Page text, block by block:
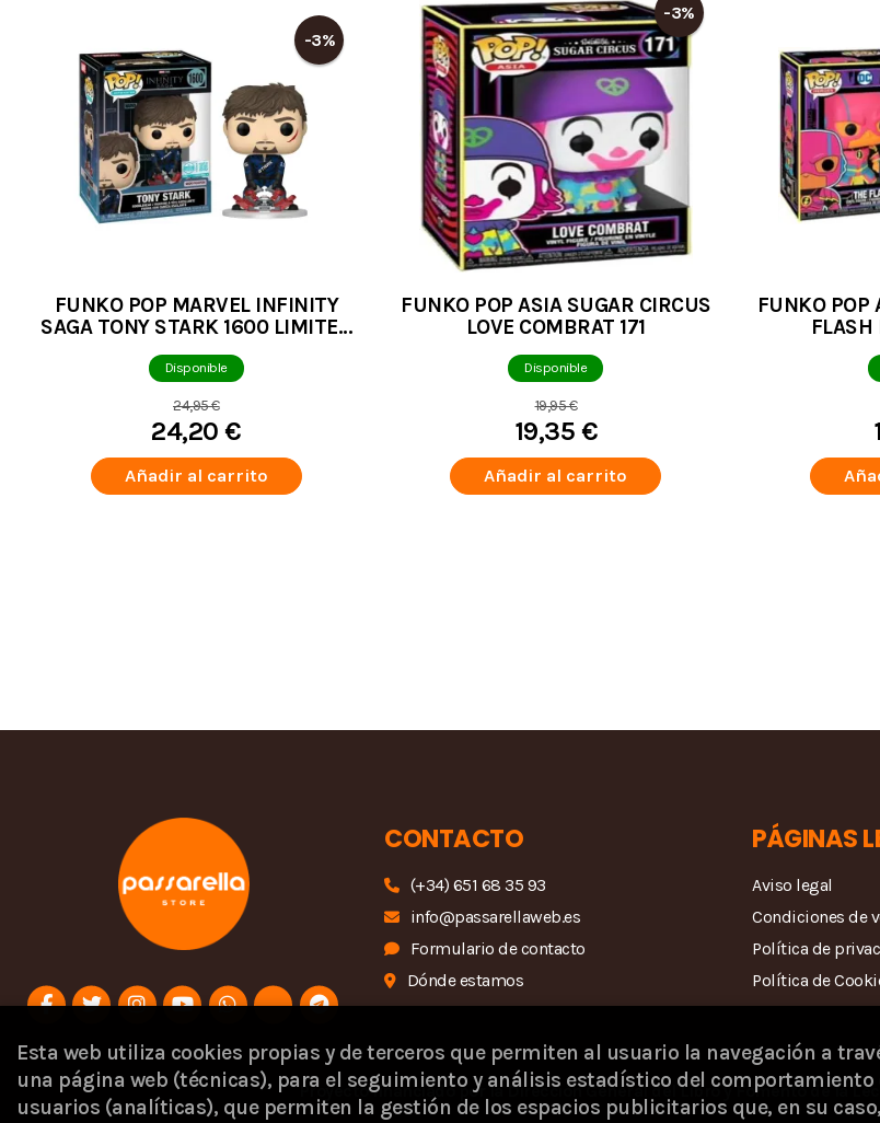
-3%
FUNKO POP MARVEL INFINITY
SAGA TONY STARK 1600 LIMITED
EDITION 9500 PZS
Disponible
24,95 €
24,20 €
Añadir al carrito
-3%
FUNKO POP ASIA SUGAR CIRCUS
LOVE COMBRAT 171
Disponible
19,95 €
19,35 €
Añadir al carrito
FUNKO POP
FLASH
CONTACTO
(+34) 651 68 35 93
info@passarellaweb.es
Formulario de contacto
Dónde estamos
PÁGINAS
Aviso legal
Condiciones de
Política de
Política de
Proyecto financiado por la Dirección General del Libro y Fomento de la
Esta web utiliza cookies propias y de terceros que permiten al usuario la navegación a
una página web (técnicas), para el seguimiento y análisis estadístico del comportamiento
usuarios (analíticas), que permiten la gestión de los espacios publicitarios que, en su